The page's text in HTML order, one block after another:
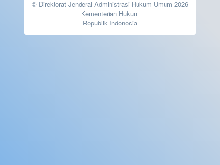
© Direktorat Jenderal Administrasi Hukum Umum 2026
Kementerian Hukum
Republik Indonesia